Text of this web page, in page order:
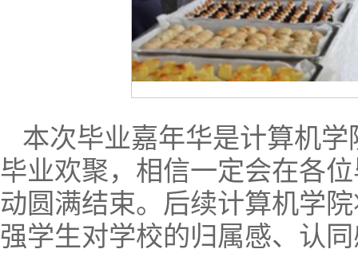
本次毕业嘉年华是计算机
毕业欢聚，相信一定会在各
动圆满结束。后续计算机学
强学生对学校的归属感、认